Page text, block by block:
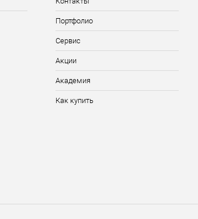
Портфолио
Сервис
Акции
Академия
Как купить